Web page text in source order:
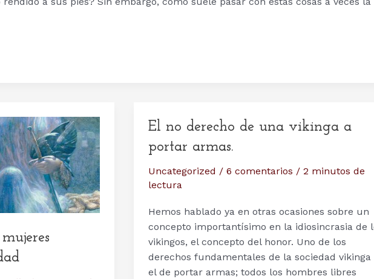
El no derecho de una vikinga a
portar armas.
Uncategorized / 6 comentarios / 2 minutos de
lectura
Hemos hablado ya en otras ocasiones sobre un
concepto importantísimo en la idiosincrasia de
vikingos, el concepto del honor. Uno de los
derechos fundamentales de la sociedad vikinga
el de portar armas; todos los hombres libres